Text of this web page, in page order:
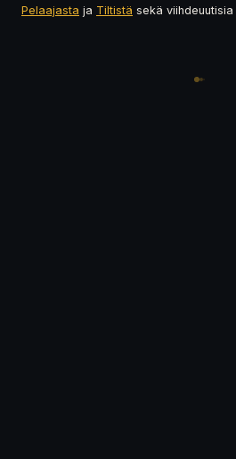
Pelaajasta ja Tiltistä sekä viihdeuutisia